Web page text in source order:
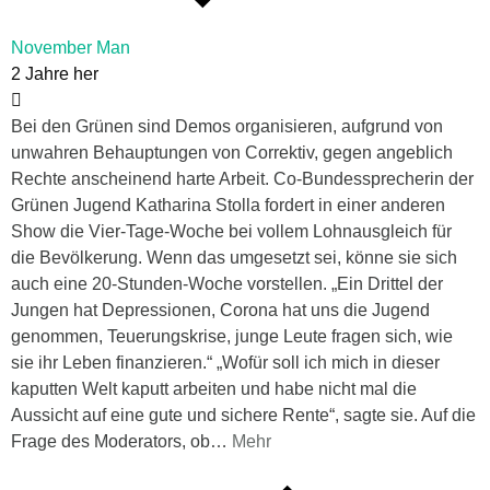
November Man
2 Jahre her
Bei den Grünen sind Demos organisieren, aufgrund von
unwahren Behauptungen von Correktiv, gegen angeblich
Rechte anscheinend harte Arbeit. Co-Bundessprecherin der
Grünen Jugend Katharina Stolla fordert in einer anderen
Show die Vier-Tage-Woche bei vollem Lohnausgleich für
die Bevölkerung. Wenn das umgesetzt sei, könne sie sich
auch eine 20-Stunden-Woche vorstellen. „Ein Drittel der
Jungen hat Depressionen, Corona hat uns die Jugend
genommen, Teuerungskrise, junge Leute fragen sich, wie
sie ihr Leben finanzieren.“ „Wofür soll ich mich in dieser
kaputten Welt kaputt arbeiten und habe nicht mal die
Aussicht auf eine gute und sichere Rente“, sagte sie. Auf die
Frage des Moderators, ob… Mehr